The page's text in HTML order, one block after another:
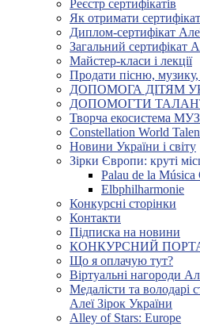
Реєстр сертифікатів
Як отримати
Диплом-сертифікат
Загальний сертифікат
Майстер-класи і лекції
Продати пісню,
ДОПОМОГА ДІТЯМ
ДОПОМОГТИ
Творча екосистема
Constellation World
Новини України і світу
Зірки Європи: круті
Palau de la Música
Elbphilharmonie
Конкурсні сторінки
Контакти
Підписка на новини
КОНКУРСНИЙ
Що я оплачую тут?
Віртуальні нагороди
Медалісти та володарі
Алеї Зірок України
Alley of Stars: Europe